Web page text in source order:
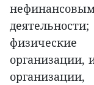
организации,